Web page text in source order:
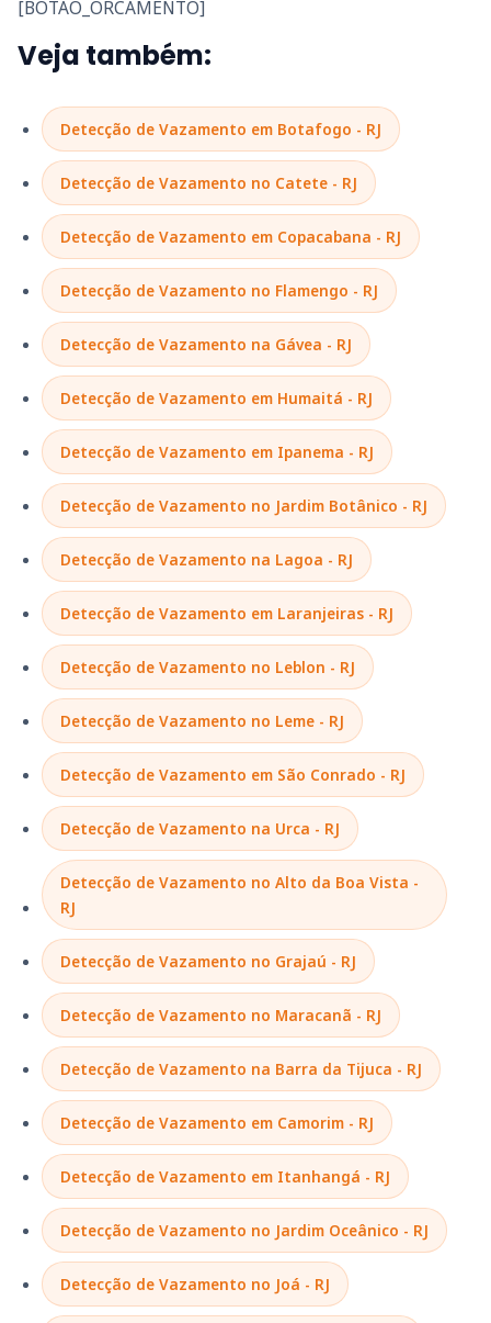
[BOTAO_ORCAMENTO]
Veja também:
Detecção de Vazamento em Botafogo - RJ
Detecção de Vazamento no Catete - RJ
Detecção de Vazamento em Copacabana - RJ
Detecção de Vazamento no Flamengo - RJ
Detecção de Vazamento na Gávea - RJ
Detecção de Vazamento em Humaitá - RJ
Detecção de Vazamento em Ipanema - RJ
Detecção de Vazamento no Jardim Botânico - RJ
Detecção de Vazamento na Lagoa - RJ
Detecção de Vazamento em Laranjeiras - RJ
Detecção de Vazamento no Leblon - RJ
Detecção de Vazamento no Leme - RJ
Detecção de Vazamento em São Conrado - RJ
Detecção de Vazamento na Urca - RJ
Detecção de Vazamento no Alto da Boa Vista -
RJ
Detecção de Vazamento no Grajaú - RJ
Detecção de Vazamento no Maracanã - RJ
Detecção de Vazamento na Barra da Tijuca - RJ
Detecção de Vazamento em Camorim - RJ
Detecção de Vazamento em Itanhangá - RJ
Detecção de Vazamento no Jardim Oceânico - RJ
Detecção de Vazamento no Joá - RJ